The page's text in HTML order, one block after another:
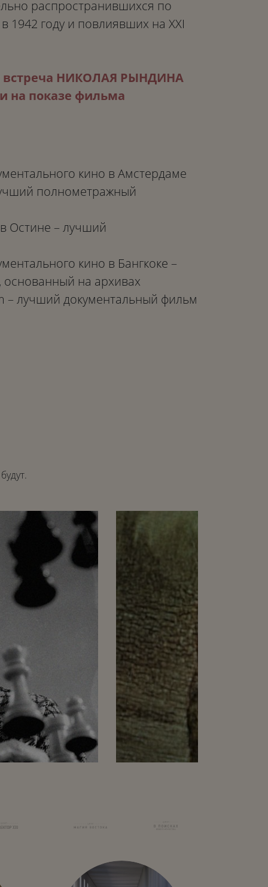
распространившихся по
1942 году и повлиявших на XXI
встреча НИКОЛАЯ РЫНДИНА
на показе фильма
кино в Амстердаме
полнометражный
Остине – лучший
кино в Бангкоке –
на архивах
– лучший документальный фильм